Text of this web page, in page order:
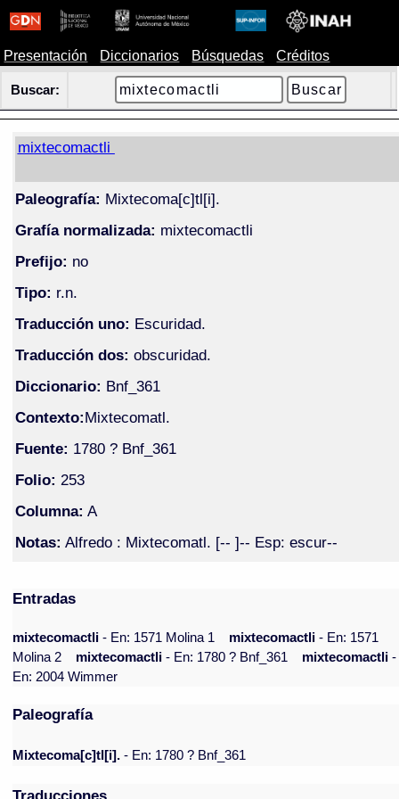
Presentación Diccionarios Búsquedas Créditos
Buscar:
mixtecomactli
Paleografía: Mixtecoma[c]tl[i].
Grafía normalizada: mixtecomactli
Prefijo: no
Tipo: r.n.
Traducción uno: Escuridad.
Traducción dos: obscuridad.
Diccionario: Bnf_361
Contexto:Mixtecomatl.
Fuente: 1780 ? Bnf_361
Folio: 253
Columna: A
Notas: Alfredo : Mixtecomatl. [-- ]-- Esp: escur--
Entradas
mixtecomactli- En: 1571 Molina 1 mixtecomactli- En: 1571
Molina 2
mixtecomactli- En: 1780 ? Bnf_361 mixtecomactli-
En: 2004 Wimmer
Paleografía
Mixtecoma[c]tl[i]. - En: 1780 ? Bnf_361